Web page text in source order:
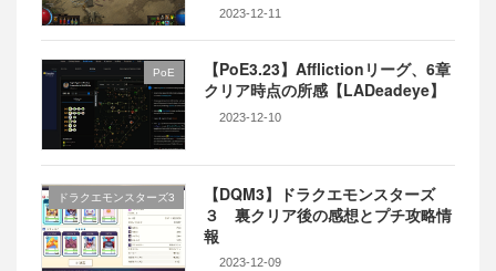
2023-12-11
PoE
【PoE3.23】Afflictionリーグ、6章
クリア時点の所感【LADeadeye】
2023-12-10
ドラクエモンスターズ3
【DQM3】ドラクエモンスターズ
３ 裏クリア後の感想とプチ攻略情
報
2023-12-09